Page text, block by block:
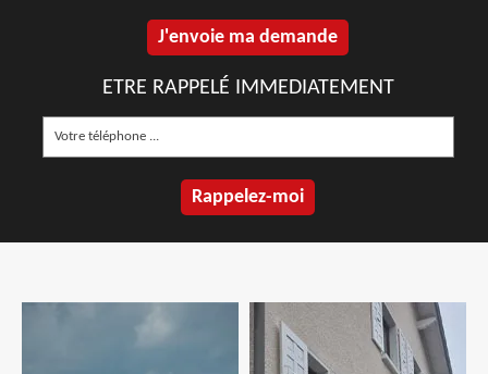
ETRE RAPPELÉ IMMEDIATEMENT